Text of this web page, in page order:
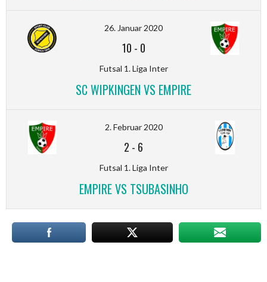
26. Januar 2020
10 - 0
Futsal 1. Liga Inter
SC WIPKINGEN VS EMPIRE
2. Februar 2020
2 - 6
Futsal 1. Liga Inter
EMPIRE VS TSUBASINHO